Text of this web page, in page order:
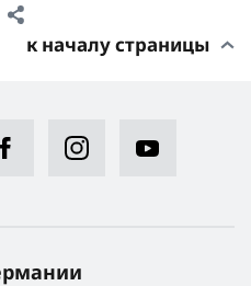
к началу страницы